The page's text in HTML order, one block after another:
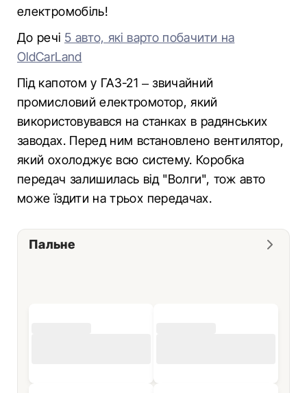
електромобіль!
До речі 5 авто, які варто побачити на
OldCarLand
Під капотом у ГАЗ-21 – звичайний
промисловий електромотор, який
використовувався на станках в радянських
заводах. Перед ним встановлено вентилятор,
який охолоджує всю систему. Коробка
передач залишилась від "Волги", тож авто
може їздити на трьох передачах.
Пальне